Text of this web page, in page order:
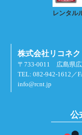
レンタル
株式会社リコネク
〒733-0011 広島県
TEL: 082-942-1612／
info@rcnt.jp
公